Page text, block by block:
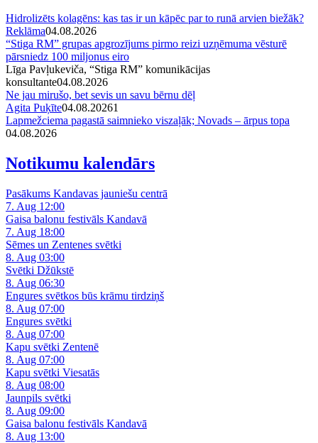
Hidrolizēts kolagēns: kas tas ir un kāpēc par to runā arvien biežāk?
Reklāma04.08.2026
“Stiga RM” grupas apgrozījums pirmo reizi uzņēmuma vēsturē
pārsniedz 100 miljonus eiro
Līga Pavļukeviča, “Stiga RM” komunikācijas
konsultante04.08.2026
Ne jau mirušo, bet sevis un savu bērnu dēļ
Agita Puķīte04.08.20261
Lapmežciema pagastā saimnieko viszaļāk; Novads – ārpus topa
04.08.2026
Notikumu kalendārs
Pasākums Kandavas jauniešu centrā
7. Aug 12:00
Gaisa balonu festivāls Kandavā
7. Aug 18:00
Sēmes un Zentenes svētki
8. Aug 03:00
Svētki Džūkstē
8. Aug 06:30
Engures svētkos būs krāmu tirdziņš
8. Aug 07:00
Engures svētki
8. Aug 07:00
Kapu svētki Zentenē
8. Aug 07:00
Kapu svētki Viesatās
8. Aug 08:00
Jaunpils svētki
8. Aug 09:00
Gaisa balonu festivāls Kandavā
8. Aug 13:00